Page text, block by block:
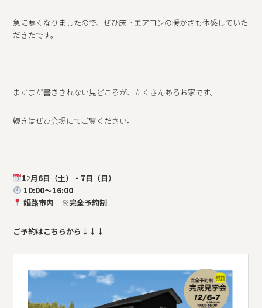
急に寒くなりましたので、ぜひ床下エアコンの暖かさも体感していた
だきたです。
まだまだ書ききれない見どころが、たくさんあるお家です。
続きはぜひ会場にてご覧ください。
12月6日（土）・7日（日）
10:00〜16:00
姫路市内 ※完全予約制
ご予約はこちらから↓↓↓